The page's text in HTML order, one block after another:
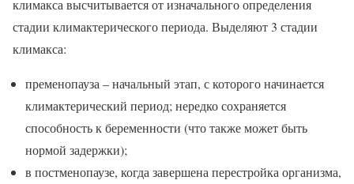
климакса высчитывается от изначального определения
стадии климактерического периода. Выделяют 3 стадии
климакса:
пременопауза – начальный этап, с которого начинается
климактерический период; нередко сохраняется
способность к беременности (что также может быть
нормой задержки);
в постменопаузе, когда завершена перестройка организма,